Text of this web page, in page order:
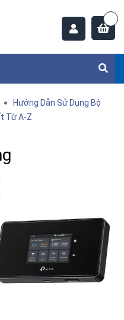
Hướng Dẫn Sử Dụng Bộ
Từ A-Z